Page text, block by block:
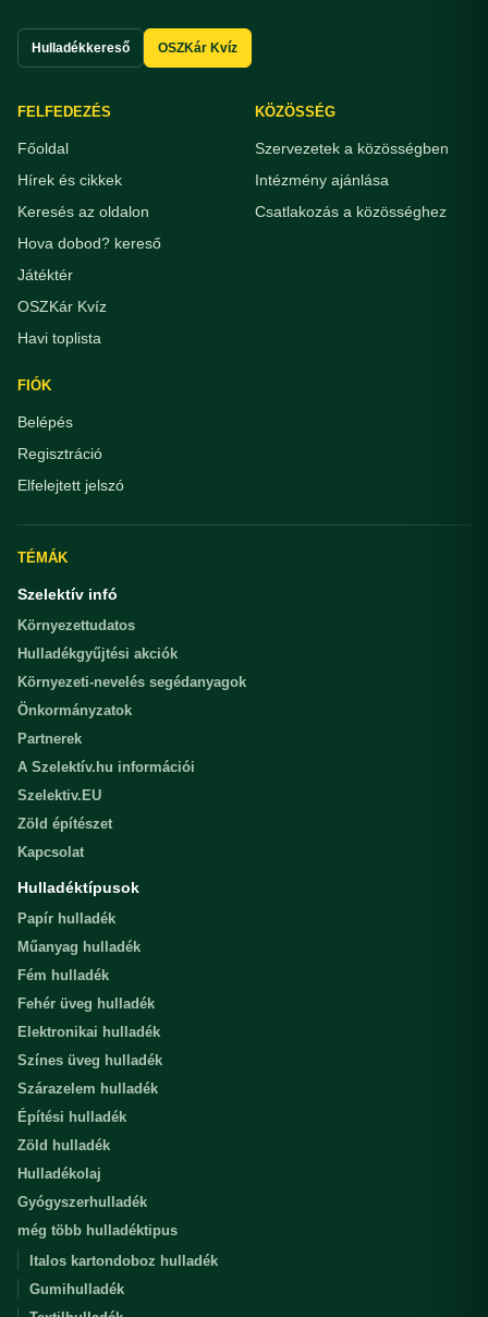
Hulladékkereső OSZKár Kvíz
FELFEDEZÉS
Főoldal
Hírek és cikkek
Keresés az oldalon
Hova dobod? kereső
Játéktér
OSZKár Kvíz
Havi toplista
KÖZÖSSÉG
Szervezetek a közösségben
Intézmény ajánlása
Csatlakozás a közösséghez
FIÓK
Belépés
Regisztráció
Elfelejtett jelszó
TÉMÁK
Szelektív infó
Környezettudatos
Hulladékgyűjtési akciók
Környezeti-nevelés segédanyagok
Önkormányzatok
Partnerek
A Szelektív.hu információi
Szelektiv.EU
Zöld építészet
Kapcsolat
Hulladéktípusok
Papír hulladék
Műanyag hulladék
Fém hulladék
Fehér üveg hulladék
Elektronikai hulladék
Színes üveg hulladék
Szárazelem hulladék
Építési hulladék
Zöld hulladék
Hulladékolaj
Gyógyszerhulladék
még több hulladéktipus
Italos kartondoboz hulladék
Gumihulladék